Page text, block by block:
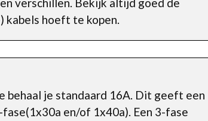
kabels hoeft te kopen.
behaal je standaard 16A. Dit geeft een
en/of 1x40a). Een 3-fase